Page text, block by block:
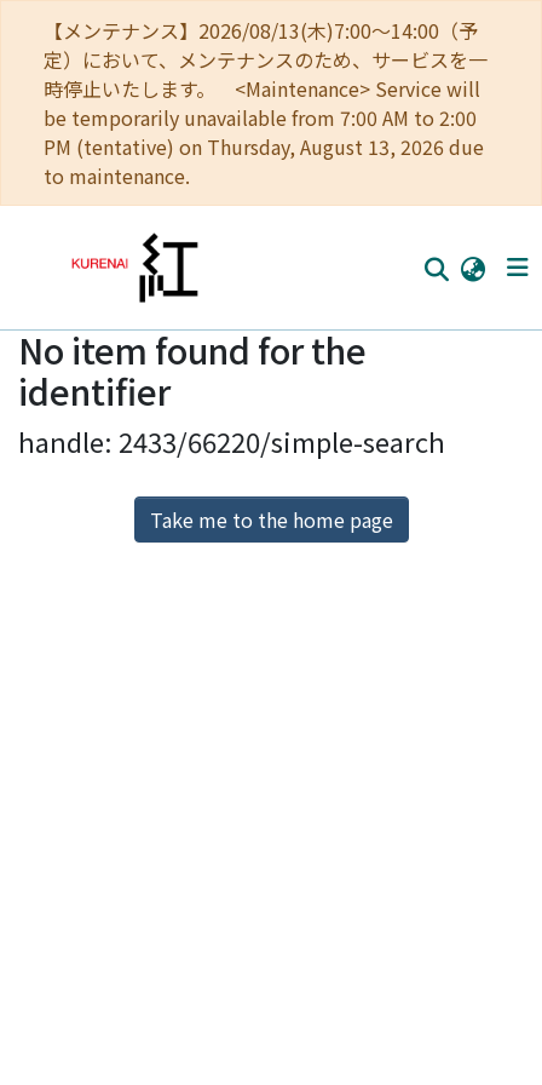
【メンテナンス】2026/08/13(木)7:00～14:00（予
定）において、メンテナンスのため、サービスを一
時停止いたします。 <Maintenance> Service will
be temporarily unavailable from 7:00 AM to 2:00
PM (tentative) on Thursday, August 13, 2026 due
to maintenance.
Home
Communities
Browse
Download Ranking
No item found for the
identifier
handle: 2433/66220/simple-search
Take me to the home page